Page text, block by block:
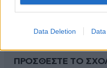
Data Deletion
ΠΡΟΣΘΕΣΤΕ ΤΟ